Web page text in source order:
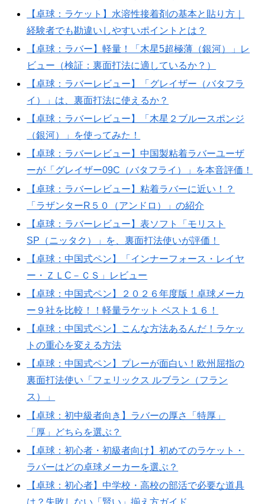
【卓球：ラケット】水溶性接着剤の基本と貼り方｜
経験者でも勘違いしやすいポイントとは？
【卓球：ラバー】軽量！「木星5超極薄（銀河）」レ
ビュー（検証：裏面打法に適しているか？）
【卓球：ラバーレビュー】「グレイザー（バタフラ
イ）」は、裏面打法に使えるか？
【卓球：ラバーレビュー】「木星２ブルースポンジ
（銀河）」を使ってみた！
【卓球：ラバーレビュー】中国製粘着ラバーユーザ
ーが「グレイザー09C（バタフライ）」を本音評価！
【卓球：ラバーレビュー】粘着ラバーに近い！？
「ラザンターR５０（アンドロ）」の紹介
【卓球：ラバーレビュー】表ソフト「モリスト
SP（ニッタク）」を、裏面打法使いが評価！
【卓球：中国式ペン】「インナーフォース・レイヤ
ー・ＺＬC－ＣＳ」レビュー
【卓球：中国式ペン】２０２６年度版！卓球メーカ
ー９社を比較！！軽量ラケット ベスト１６！
【卓球：中国式ペン】こんな方法あるんだ！ラケッ
トの重心を変える方法
【卓球：中国式ペン】プレーが面白い！欧州屈指の
裏面打法使い「フェリックス ルブラン（フラン
ス）」
【卓球：初中級者向き】ラバーの厚さ「特厚」
「厚」どちらを選ぶ？
【卓球：初心者・初級者向け】初めてのラケット・
ラバーはどの卓球メーカーを選ぶ？
【卓球：初心者】中学校・高校の部活で必要な道具
は？失敗しない「賢い」揃え方ガイド